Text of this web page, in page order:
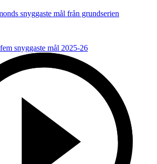
snyggaste mål från grundserien